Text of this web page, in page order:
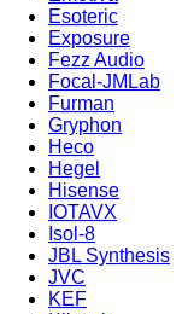
Esoteric
Exposure
Fezz Audio
Focal-JMLab
Furman
Gryphon
Heco
Hegel
Hisense
IOTAVX
Isol-8
JBL Synthesis
JVC
KEF